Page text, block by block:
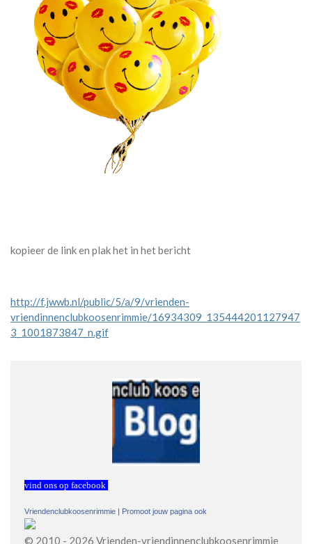
kopieer de link en plak het in het bericht
http://f.jwwb.nl/public/5/a/9/vrienden-
vriendinnenclubkoosenrimmie/16934309_135444201127947
3_1001873847_n.gif
vind ons op facebook
Vriendenclubkoosenrimmie Promoot jouw pagina ook
© 2010 - 2026 Vrienden-vriendinnenclubkoosenrimmie